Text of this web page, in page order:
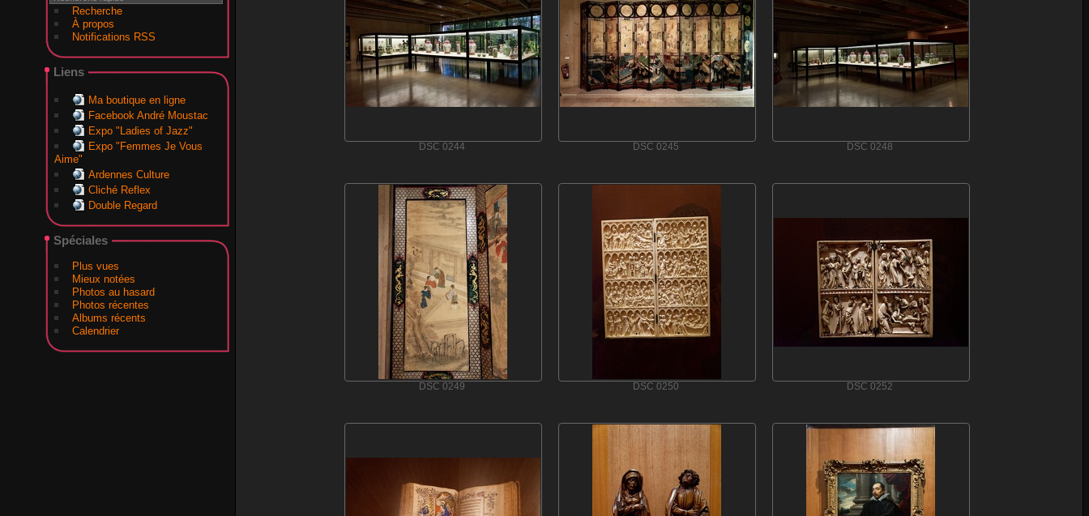
Recherche
À propos
Notifications RSS
Liens
Ma boutique en ligne
Facebook André Moustac
Expo "Ladies of Jazz"
Expo "Femmes Je Vous
Aime"
Ardennes Culture
Cliché Reflex
Double Regard
Spéciales
Plus vues
Mieux notées
Photos au hasard
Photos récentes
Albums récents
Calendrier
DSC 0244 DSC 0245 DSC 0248
DSC 0249 DSC 0250 DSC 0252